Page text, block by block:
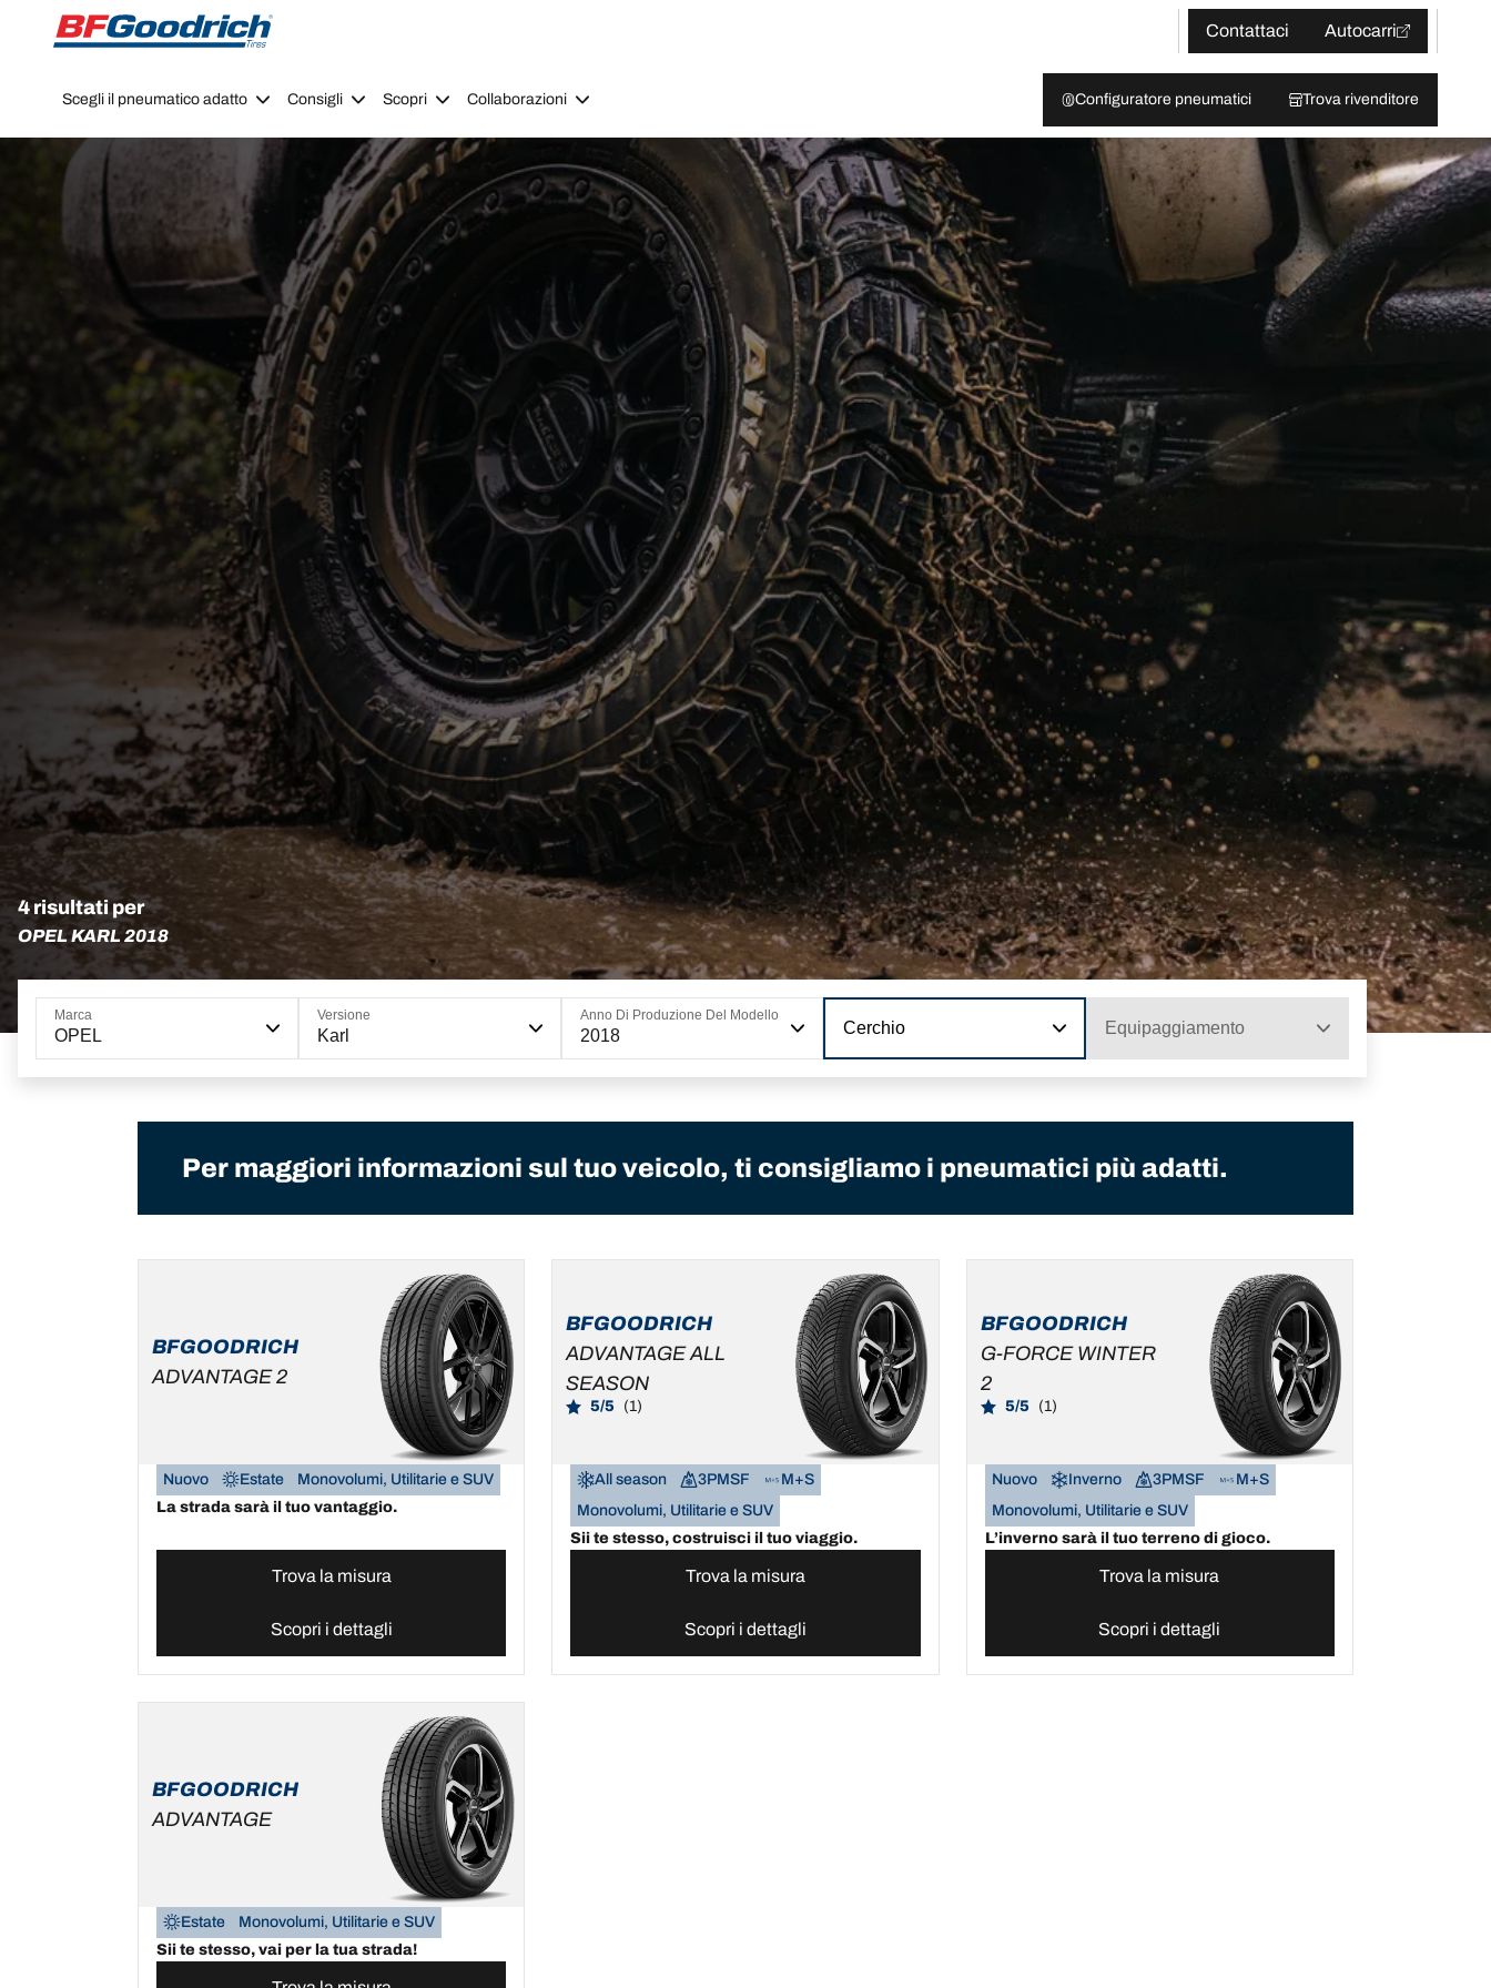
Go to page content
Go to page navigation
Contattaci
Autocarri
Scegli il pneumatico adatto Consigli Scopri Collaborazioni Configuratore pneumatici Trova rivenditore
4 risultati per
OPEL KARL 2018
Marca
OPEL
Versione
Karl
Anno Di Produzione Del Modello
2018 Cerchio Equipaggiamento
Per maggiori informazioni sul tuo veicolo, ti consigliamo i pneumatici più adatti.
BFGOODRICH
ADVANTAGE 2
Nuovo Estate
Monovolumi, Utilitarie e SUV
La strada sarà il tuo vantaggio.
Trova la misura
Scopri i dettagli
BFGOODRICH
ADVANTAGE ALL
SEASON
5/5 (1)
All season 3PMSF
M+S
Monovolumi, Utilitarie e SUV
Sii te stesso, costruisci il tuo viaggio.
Trova la misura
Scopri i dettagli
BFGOODRICH
G-FORCE WINTER
2
5/5 (1)
Nuovo Inverno 3PMSF
M+S
Monovolumi, Utilitarie e SUV
L’inverno sarà il tuo terreno di gioco.
Trova la misura
Scopri i dettagli
BFGOODRICH
ADVANTAGE
Estate
Monovolumi, Utilitarie e SUV
Sii te stesso, vai per la tua strada!